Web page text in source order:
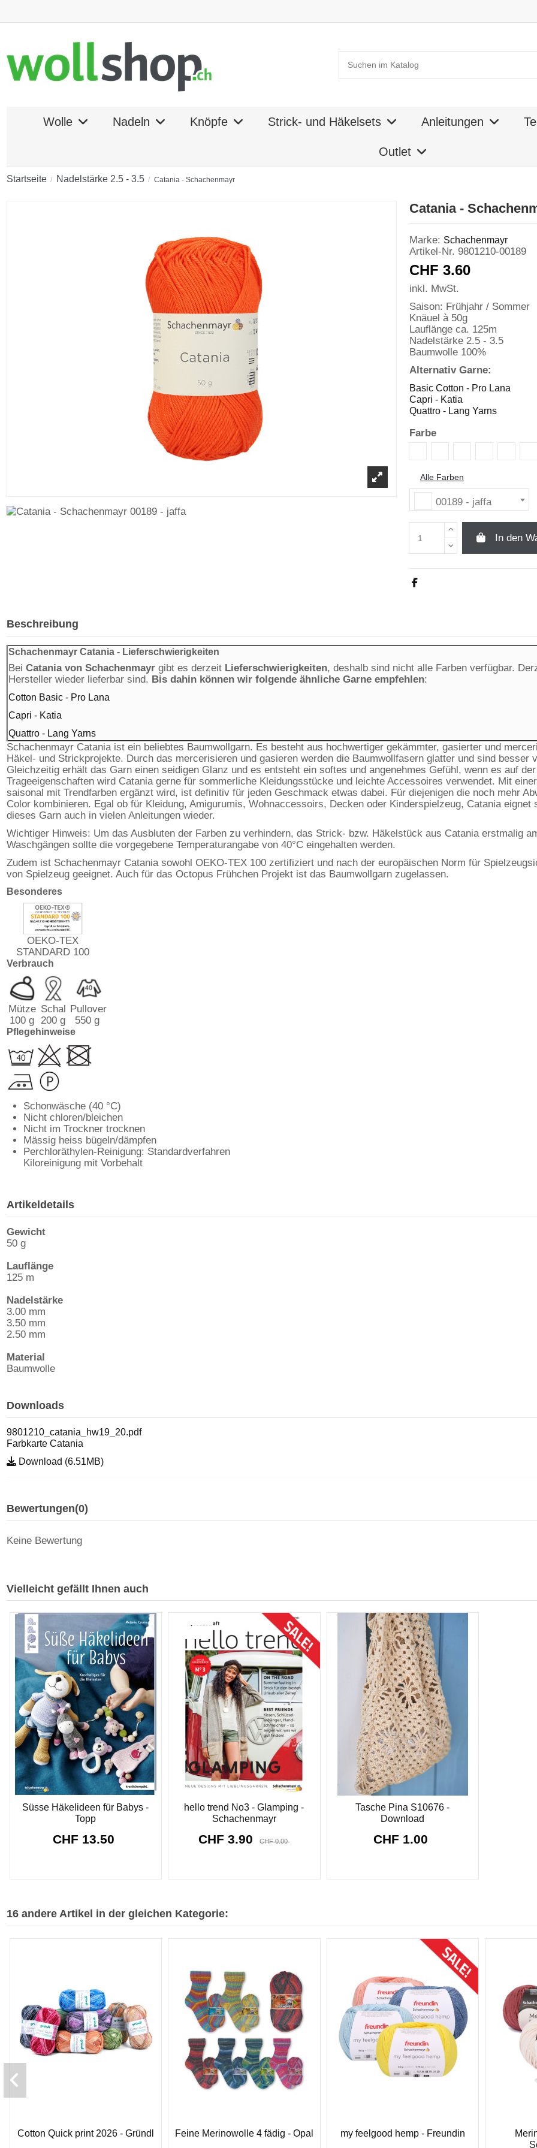
Wolle Nadeln Knöpfe Strick- und Häkelsets Anleitungen
Outlet
Startseite Nadelstärke 2.5 - 3.5 Catania - Schachenmayr
Catania -
Marke: Schachenmayr
Artikel-Nr. 9801210-00189
CHF 3.60
inkl. MwSt.
Saison: Frühjahr / Sommer
Knäuel à 50g
Lauflänge ca. 125m
Nadelstärke 2.5 - 3.5
Baumwolle 100%
Alternativ Garne:
Basic Cotton - Pro Lana
Capri - Katia
Quattro - Lang Yarns
Farbe
Alle Farben
00189 - jaffa
In den
Beschreibung
Schachenmayr Catania - Lieferschwierigkeiten
Bei Catania von Schachenmayrgibt es derzeit Lieferschwierigkeiten, deshalb sind nicht alle Farben verfügbar.
Hersteller wieder lieferbar sind. Bis dahin können wir folgende ähnliche Garne empfehlen:
Cotton Basic - Pro Lana
Capri - Katia
Quattro - Lang Yarns
Schachenmayr Catania ist ein beliebtes Baumwollgarn. Es besteht aus hochwertiger gekämmter, gasierter und
Häkel- und Strickprojekte. Durch das mercerisieren und gasieren werden die Baumwollfasern glatter und sind besser
Gleichzeitig erhält das Garn einen seidigen Glanz und es entsteht ein softes und angenehmes Gefühl, wenn es auf
Trageeigenschaften wird Catania gerne für sommerliche Kleidungsstücke und leichte Accessoires verwendet. Mit
saisonal mit Trendfarben ergänzt wird, ist definitiv für jeden Geschmack etwas dabei. Für diejenigen die noch mehr
Color kombinieren. Egal ob für Kleidung, Amigurumis, Wohnaccessoirs, Decken oder Kinderspielzeug, Catania
dieses Garn auch in vielen Anleitungen wieder.
Wichtiger Hinweis: Um das Ausbluten der Farben zu verhindern, das Strick- bzw. Häkelstück aus Catania erstmalig
Waschgängen sollte die vorgegebene Temperaturangabe von 40°C eingehalten werden.
Zudem ist Schachenmayr Catania sowohl OEKO-TEX 100 zertifiziert und nach der europäischen Norm für
von Spielzeug geeignet. Auch für das Octopus Frühchen Projekt ist das Baumwollgarn zugelassen.
Besonderes
OEKO-TEX
STANDARD 100
Verbrauch
Mütze
100 g
Schal
200 g
Pullover
550 g
Pflegehinweise
Schonwäsche (40 °C)
Nicht chloren/bleichen
Nicht im Trockner trocknen
Mässig heiss bügeln/dämpfen
Perchloräthylen-Reinigung: Standardverfahren
Kiloreinigung mit Vorbehalt
Artikeldetails
Gewicht
50 g
Lauflänge
125 m
Nadelstärke
3.00 mm
3.50 mm
2.50 mm
Material
Baumwolle
Downloads
9801210_catania_hw19_20.pdf
Farbkarte Catania
Download (6.51MB)
Bewertungen(0)
Keine Bewertung
Vielleicht gefällt Ihnen auch
Süsse Häkelideen für Babys -
Topp
CHF 13.50
hello trend No3 - Glamping -
Schachenmayr
CHF 3.90 CHF 0.00
Tasche Pina S10676 -
Download
CHF 1.00
16 andere Artikel in der gleichen Kategorie:
Cotton Quick print 2026 - Gründl Feine Merinowolle 4 fädig - Opal my feelgood hemp - Freundin